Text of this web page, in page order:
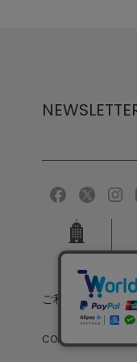
会社概要
ご利用規約
COPYRIGHT (C)